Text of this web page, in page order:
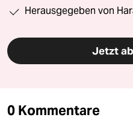
Herausgegeben von
Jetzt
0 Kommentare